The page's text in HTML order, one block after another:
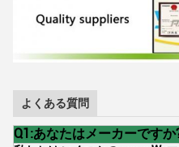
よくある質問
Q1:あなたはメーカーです